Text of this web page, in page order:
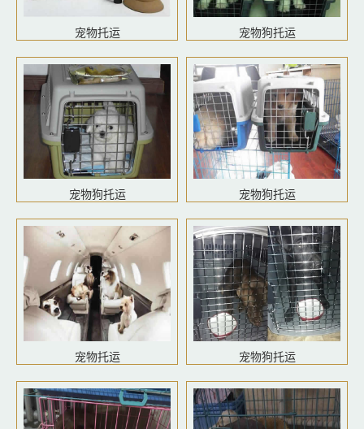
宠物托运 宠物狗托运
宠物狗托运 宠物狗托运
宠物托运 宠物狗托运